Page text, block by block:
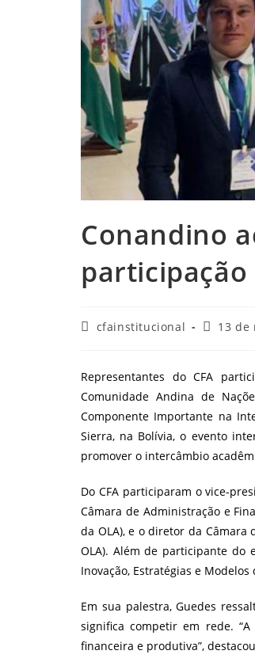
Conandino
participação
Autorcfainstitucional
Post13 de
Representantes do CFA
Comunidade Andina de
Componente Importante na
Sierra, na Bolívia, o evento
promover o intercâmbio
Do CFA participaram o vice-
Câmara de Administração e
da OLA), e o diretor da Câmara
OLA). Além de participante do
Inovação, Estratégias e
Em sua palestra, Guedes
significa competir em rede.
financeira e produtiva”,